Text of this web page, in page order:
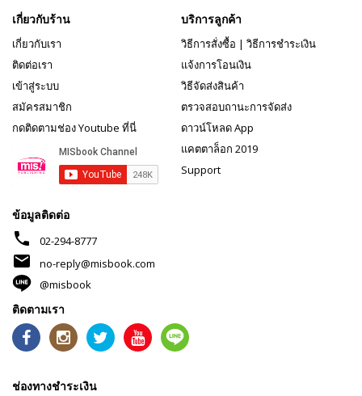
เกี่ยวกับร้าน
เกี่ยวกับเรา
ติดต่อเรา
เข้าสู่ระบบ
สมัครสมาชิก
กดติดตามช่อง Youtube ที่นี่
บริการลูกค้า
วิธีการสั่งซื้อ | วิธีการชำระเงิน
แจ้งการโอนเงิน
วิธีจัดส่งสินค้า
ตรวจสอบถานะการจัดส่ง
ดาวน์โหลด App
แคตตาล็อก 2019
Support
ข้อมูลติดต่อ
phone 02-294-8777
mail
no-reply@misbook.com
@misbook
ติดตามเรา
ช่องทางชำระเงิน